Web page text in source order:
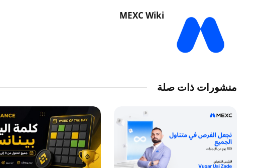
MEXC Wiki
منشورات ذات صلة